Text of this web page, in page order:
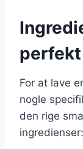
For at lave
nogle
den rige
ingredienser: